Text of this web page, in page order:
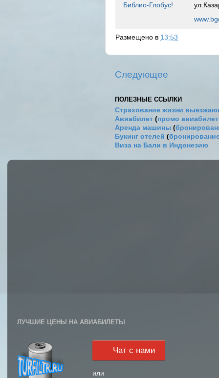
Библио-Глобус!
Размещено в 13:53
Следующее
ПОЛЕЗНЫЕ ССЫЛКИ
Страхование жизни
Авиабилет (промо
Аренда машины (
Букинг отелей (
Виза на Бали в Индонезию
ЛУЧШИЕ ЦЕНЫ НА АВИАБИЛЕТЫ
Чат с нами
или